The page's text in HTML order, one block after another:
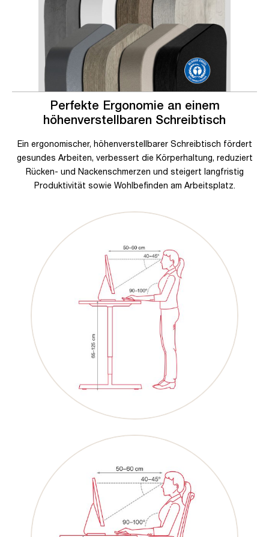
Perfekte Ergonomie an einem
höhenverstellbaren Schreibtisch
Ein ergonomischer, höhenverstellbarer Schreibtisch fördert
gesundes Arbeiten, verbessert die Körperhaltung, reduziert
Rücken- und Nackenschmerzen und steigert langfristig
Produktivität sowie Wohlbefinden am Arbeitsplatz.